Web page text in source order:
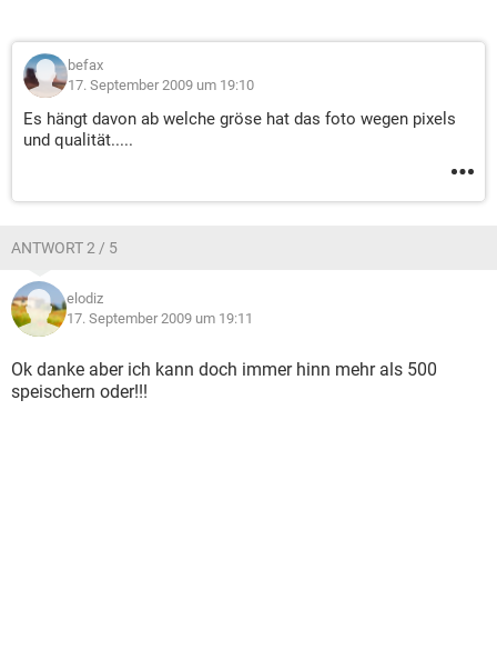
befax
17. September 2009 um 19:10
Es hängt davon ab welche gröse hat das foto wegen pixels
und qualität.....
ANTWORT 2 / 5
elodiz
17. September 2009 um 19:11
Ok danke aber ich kann doch immer hinn mehr als 500
speischern oder!!!